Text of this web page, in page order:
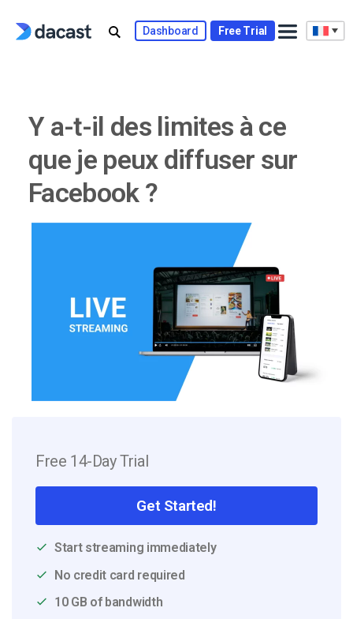
Dashboard Free Trial
Y a-t-il des limites à ce
que je peux diffuser sur
Facebook ?
Free 14-Day Trial
Get Started!
Start streaming immediately
No credit card required
10 GB of bandwidth